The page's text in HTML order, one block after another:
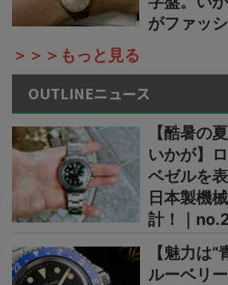
がファッ
＞＞＞もっと見る
OUTLINEニュース
【酷暑の
いかが】
ベゼルを
日本製機
計！｜
【魅力は
ルーベリ